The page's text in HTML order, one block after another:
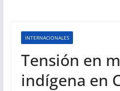
INTERNACIONALES
Tensión en
indígena en